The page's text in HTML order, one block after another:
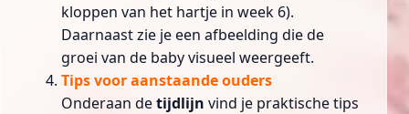
kloppen van het hartje in week 6).
Daarnaast zie je een afbeelding die de
groei van de babyvisueel weergeeft.
Tips voor aanstaande ouders
Onderaan detijdlijn vind je praktische tips